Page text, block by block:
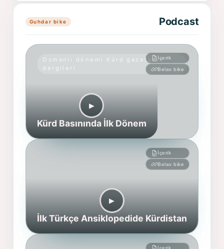
Guhdar bike Podcast
Osmanlı dönemi Kürd gazete ve
dergileri
İçerik
Belav bike
▶︎
Kürd Basınında İlk Dönem
İçerik
Belav bike
▶︎
İlk Türkçe Ansiklopedide Kürdistan